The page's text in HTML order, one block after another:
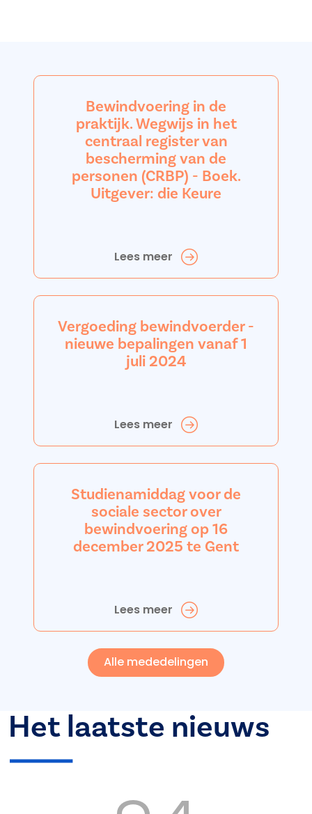
Bewindvoering in de
praktijk. Wegwijs in het
centraal register van
bescherming van de
personen (CRBP) - Boek.
Uitgever: die Keure
Lees meer
Vergoeding bewindvoerder -
nieuwe bepalingen vanaf 1
juli 2024
Lees meer
Studienamiddag voor de
sociale sector over
bewindvoering op 16
december 2025 te Gent
Lees meer
Alle mededelingen
Het laatste nieuws